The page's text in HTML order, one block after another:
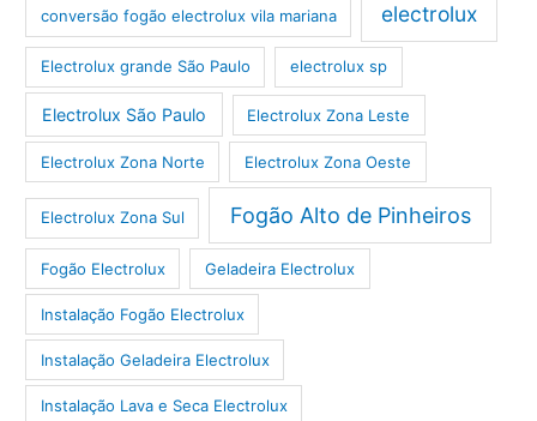
conversão fogão electrolux vila mariana electrolux
Electrolux grande São Paulo electrolux sp
Electrolux São Paulo Electrolux Zona Leste
Electrolux Zona Norte Electrolux Zona Oeste
Electrolux Zona Sul Fogão Alto de Pinheiros
Fogão Electrolux Geladeira Electrolux
Instalação Fogão Electrolux
Instalação Geladeira Electrolux
Instalação Lava e Seca Electrolux